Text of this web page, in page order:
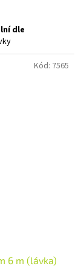
dle
6 m (lávka)
Kód: 7565